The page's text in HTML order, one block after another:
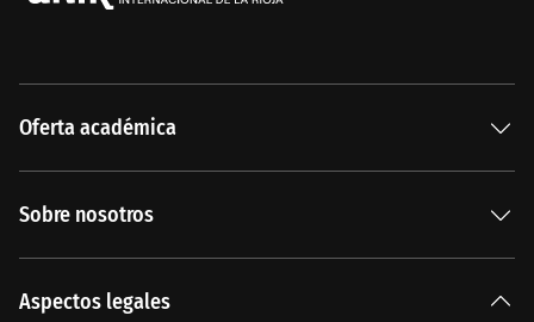
Oferta académica
Sobre nosotros
Aspectos legales